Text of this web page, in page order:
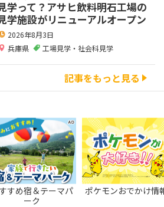
学って？アサヒ飲料明石工場の
学施設がリニューアルオープン
2026年8月3日
兵庫県
工場見学・社会科見学
記事をもっと見る
すめ宿＆テーマパ
ーク
ポケモンおでかけ情